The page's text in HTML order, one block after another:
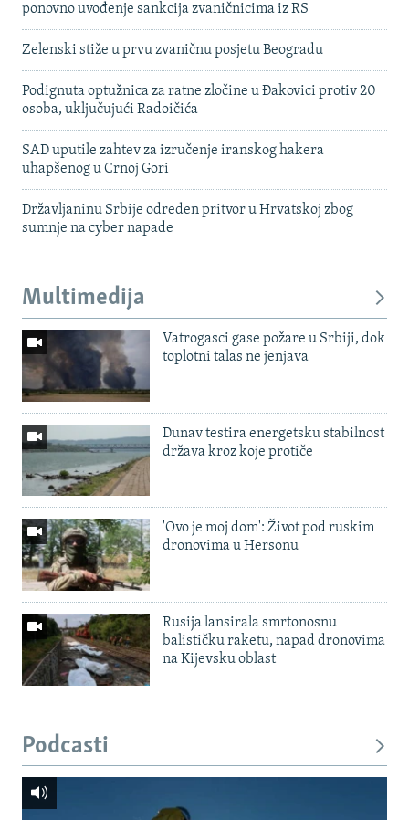
ponovno uvođenje sankcija zvaničnicima iz RS
Zelenski stiže u prvu zvaničnu posjetu Beogradu
Podignuta optužnica za ratne zločine u Đakovici protiv 20
osoba, uključujući Radoičića
SAD uputile zahtev za izručenje iranskog hakera
uhapšenog u Crnoj Gori
Državljaninu Srbije određen pritvor u Hrvatskoj zbog
sumnje na cyber napade
Multimedija
Vatrogasci gase požare u Srbiji, dok
toplotni talas ne jenjava
Dunav testira energetsku stabilnost
država kroz koje protiče
'Ovo je moj dom': Život pod ruskim
dronovima u Hersonu
Rusija lansirala smrtonosnu
balističku raketu, napad dronovima
na Kijevsku oblast
Podcasti